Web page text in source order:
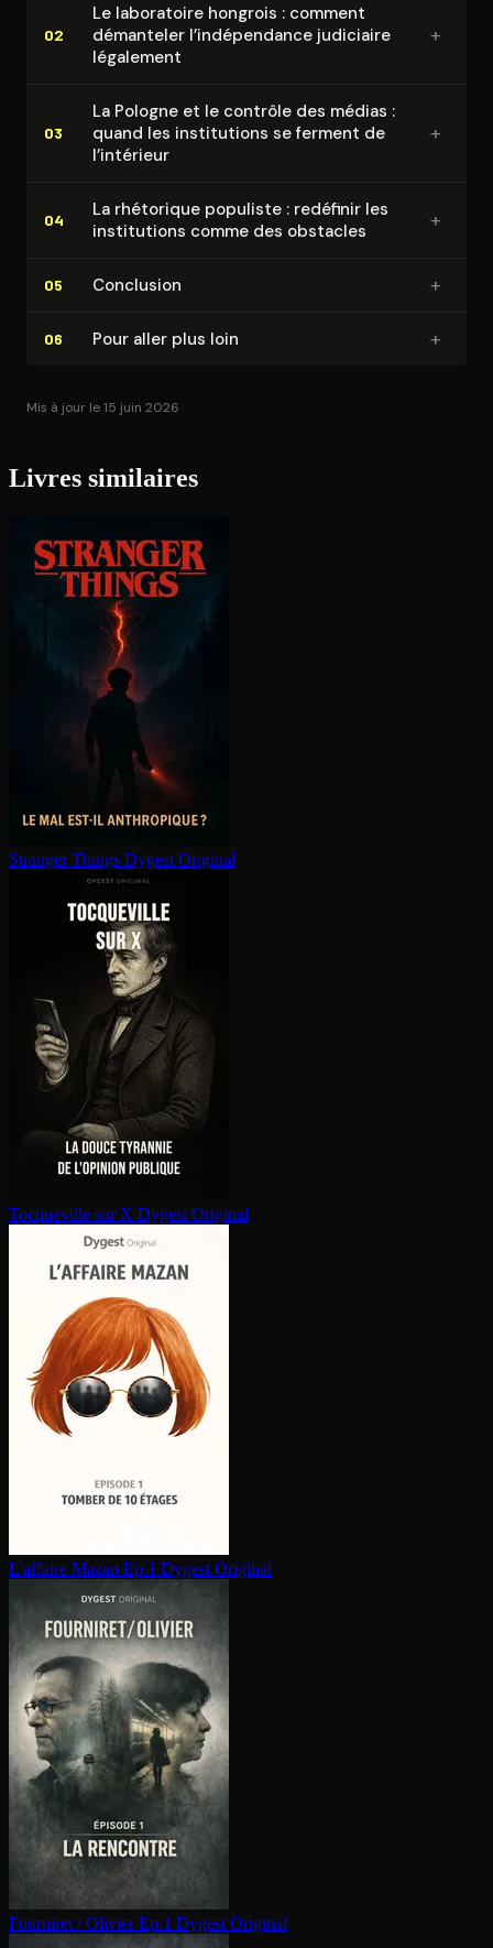
02
Le laboratoire hongrois : comment
démanteler l’in­dé­pen­dance judiciaire
légalement
+
03
La Pologne et le contrôle des médias :
quand les ins­ti­tu­tions se ferment de
l’intérieur
+
04
La rhétorique populiste : redéfinir les
ins­ti­tu­tions comme des obstacles
+
05 Conclusion +
06 Pour aller plus loin +
Mis à jour le 15 juin 2026
Livres similaires
Stranger Things Dygest Original
Tocqueville sur X Dygest Original
L'affaire Mazan Ep.1 Dygest Original
Fourniret / Olivier Ep.1 Dygest Original